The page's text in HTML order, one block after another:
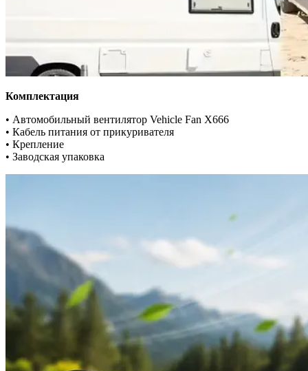
Комплектация
• Автомобильный вентилятор Vehicle Fan X666
• Кабель питания от прикуривателя
• Крепление
• Заводская упаковка